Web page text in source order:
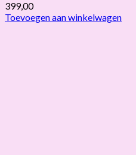
399,00
Toevoegen aan winkelwagen